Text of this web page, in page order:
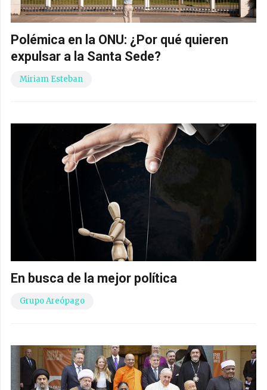
Polémica en la ONU: ¿Por qué quieren
expulsar a la Santa Sede?
Miriam Esteban
En busca de la mejor política
Grupo Areópago